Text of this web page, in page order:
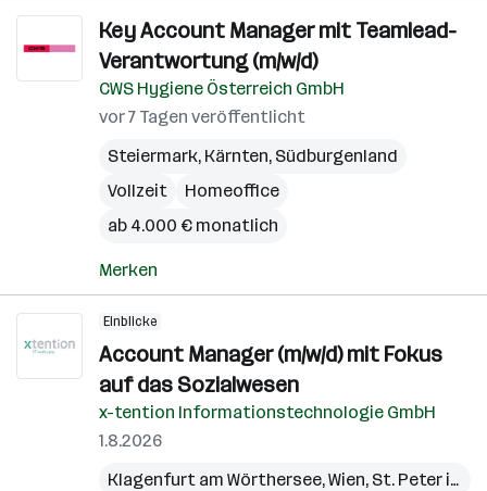
Key Account Manager mit Teamlead-
Verantwortung (m/w/d)
CWS Hygiene Österreich GmbH
vor 7 Tagen veröffentlicht
Steiermark, Kärnten, Südburgenland
Vollzeit
Homeoffice
ab 4.000 € monatlich
Merken
Einblicke
Account Manager (m/w/d) mit Fokus
auf das Sozialwesen
x-tention Informationstechnologie GmbH
1.8.2026
Klagenfurt am Wörthersee,Wien, St. Peter in der Au